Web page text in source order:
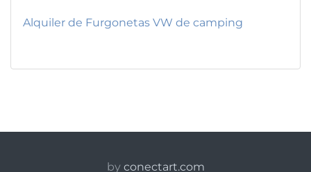
Alquiler de Furgonetas VW de camping
by conectart.com